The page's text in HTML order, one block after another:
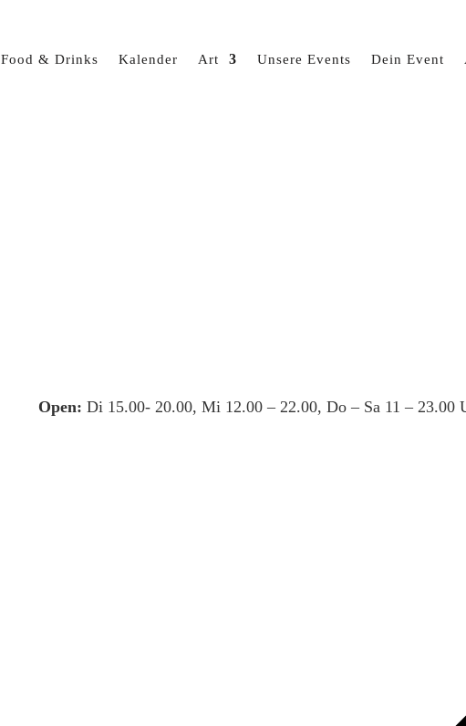
Food & Drinks Kalender Art Unsere Events Dein Event
Open: Di 15.00- 20.00, Mi 12.00 – 22.00, Do – Sa 11 – 23.00